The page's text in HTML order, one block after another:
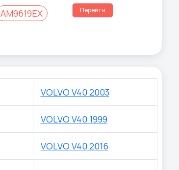
AM9619EX Перейти
VOLVO V40 2003
VOLVO V40 1999
VOLVO V40 2016